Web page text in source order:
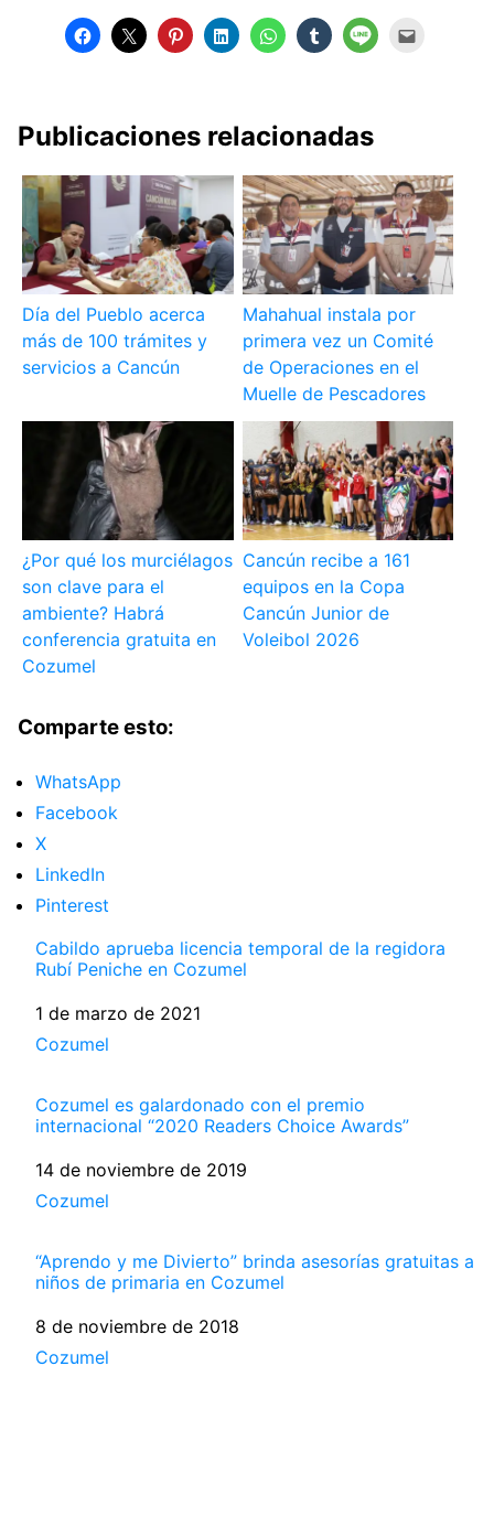
Publicaciones relacionadas
Día del Pueblo acerca
más de 100 trámites y
servicios a Cancún
Mahahual instala por
primera vez un Comité
de Operaciones en el
Muelle de Pescadores
¿Por qué los murciélagos
son clave para el
ambiente? Habrá
conferencia gratuita en
Cozumel
Cancún recibe a 161
equipos en la Copa
Cancún Junior de
Voleibol 2026
Comparte esto:
WhatsApp
Facebook
X
LinkedIn
Pinterest
Cabildo aprueba licencia temporal de la regidora
Rubí Peniche en Cozumel
Fecha
1 de marzo de 2021
Respecto a
Cozumel
Cozumel es galardonado con el premio
internacional “2020 Readers Choice Awards”
Fecha
14 de noviembre de 2019
Respecto a
Cozumel
“Aprendo y me Divierto” brinda asesorías gratuitas a
niños de primaria en Cozumel
Fecha
8 de noviembre de 2018
Respecto a
Cozumel